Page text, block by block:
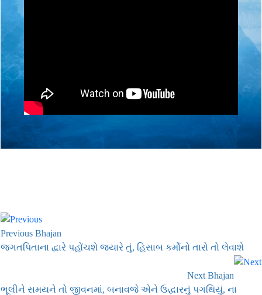
Previous Bhajan
જગતપિતાના દ્વારે પહોંચશે જ્યારે તું, હિસાબ કર્મોનો તારો તો લેવાશે
Next Bhajan
ભૂલીને સમયને તો જીવનમાં, બનાવજે એને ઉદ્ધારનું પગથિયું, ના